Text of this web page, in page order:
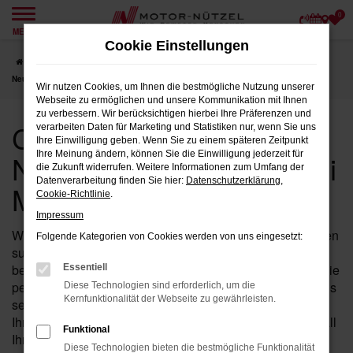
Zum
springen
MENÜ
0
Neuwagen für Weiden bei Motor-Nützel
CUPRA Tavascan
Neuwagen für Weiden bei
Motor-Nützel
Wenn Sie in der Nähe von Weiden nach einem Neuwagen
suchen, der sowohl durch Stil als auch durch Leistung
besticht, ist der Tavascan von CUPRA bei Motor-Nützel die
perfekte Wahl für Sie. Als Ihr etabliertes CUPRA Autohaus
seit über 90 Jahren in der Nähe von Weiden bieten wir
Ihnen eine breite Auswahl an Tavascan Neuwagen, die all
Ihre Erwartungen erfüllen werden.
Cookie Einstellungen
Wir nutzen Cookies, um Ihnen die bestmögliche Nutzung unserer
Webseite zu ermöglichen und unsere Kommunikation mit Ihnen
zu verbessern. Wir berücksichtigen hierbei Ihre Präferenzen und
verarbeiten Daten für Marketing und Statistiken nur, wenn Sie uns
Ihre Einwilligung geben. Wenn Sie zu einem späteren Zeitpunkt
Ihre Meinung ändern, können Sie die Einwilligung jederzeit für
die Zukunft widerrufen. Weitere Informationen zum Umfang der
Datenverarbeitung finden Sie hier: Datenschutzerklärung,
Cookie-Richtlinie.
Impressum
Folgende Kategorien von Cookies werden von uns eingesetzt:
Essentiell
Diese Technologien sind erforderlich, um die
Kernfunktionalität der Webseite zu gewährleisten.
Funktional
Diese Technologien bieten die bestmögliche Funktionalität